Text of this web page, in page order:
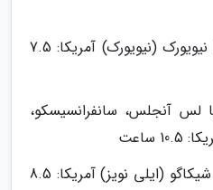
اختلاف ساعت ایران با نیویورک (نیویورک) آمریکا: 7.5
لس آنجلس، سانفرانسیسکو،
ساعت
اختلاف ساعت ایران با شیکاگو (ایلی نویز) آمریکا: 8.5